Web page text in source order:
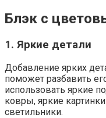
Блэк с
1. Яркие детали
Добавление ярких
поможет разбавить
использовать яркие
ковры, яркие
светильники.